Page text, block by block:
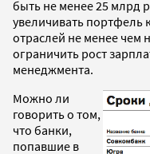
быть не менее 25 млрд
увеличивать портфель
отраслей не менее чем
ограничить рост
менеджмента.
Можно ли
говорить о том,
что банки,
попавшие в